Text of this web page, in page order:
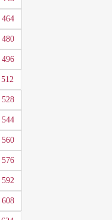
464
480
496
512
528
544
560
576
592
608